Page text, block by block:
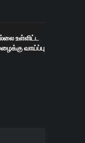
உள்ளிட்ட
வாய்ப்பு